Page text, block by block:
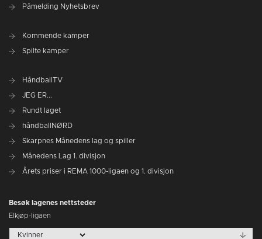
Påmelding Nyhetsbrev
Kommende kamper
Spilte kamper
HåndballTV
JEG ER...
Rundt laget
håndballNØRD
Skarpnes Månedens lag og spiller
Månedens Lag 1. divisjon
Årets priser i REMA 1000-ligaen og 1. divisjon
Besøk lagenes nettsteder
Elkjøp-ligaen